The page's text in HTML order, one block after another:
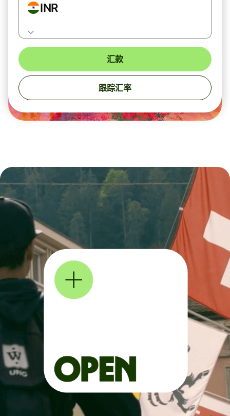
INR
汇款
跟踪汇率